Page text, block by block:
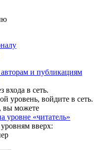
и публикациям
входа в сеть.
уровень, войдите в сеть.
вы можете
уровне «читатель»
вверх: